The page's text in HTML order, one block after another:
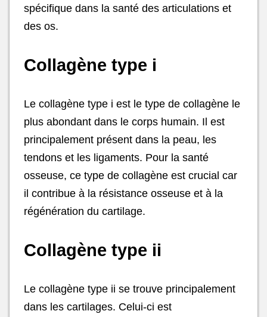
spécifique dans la santé des articulations et
des os.
Collagène type i
Le collagène type i est le type de collagène le
plus abondant dans le corps humain. Il est
principalement présent dans la peau, les
tendons et les ligaments. Pour la santé
osseuse, ce type de collagène est crucial car
il contribue à la résistance osseuse et à la
régénération du cartilage.
Collagène type ii
Le collagène type ii se trouve principalement
dans les cartilages. Celui-ci est